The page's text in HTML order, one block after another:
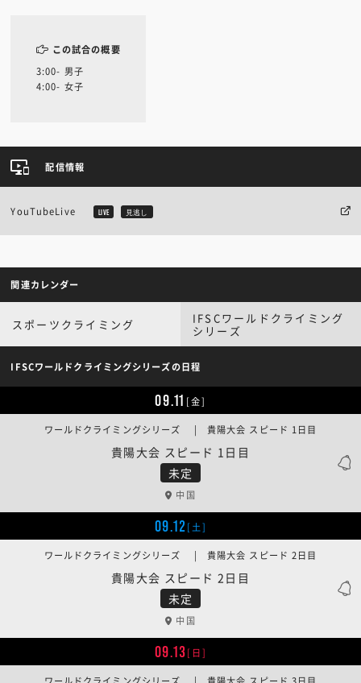
この試合の概要
3:00- 男子
4:00- 女子
配信情報
YouTubeLive LIVE 見逃し
関連カレンダー
スポーツクライミング
IFSCワールドクライミング
シリーズ
IFSCワールドクライミングシリーズの日程
09.11 [金]
未定
貴陽大会 スピード 1日目
ワールドクライミングシリーズ | 貴陽大会 スピード 1日目
中国
09.12[土]
未定
貴陽大会 スピード 2日目
ワールドクライミングシリーズ | 貴陽大会 スピード 2日目
中国
09.13[日]